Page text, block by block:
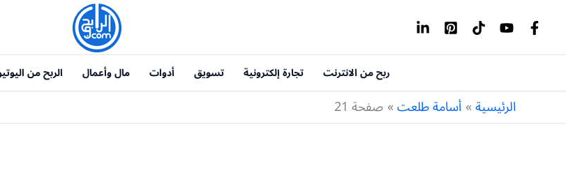
المحتوى
ربح من الانترنت تجارة إلكترونية تسويق أدوات مال وأعمال الربح من
الرئيسية أسامة طلعت صفحة 21